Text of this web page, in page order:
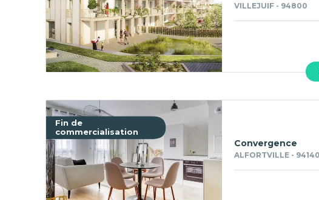
VILLEJUIF - 94800
Fin de
commercialisation
Convergence
ALFORTVILLE - 94140